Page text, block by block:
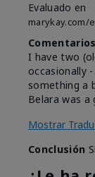
Evaluado en
marykay.com/
I have two
occasionally
something a
Belara was a
Mostrar
Conclusión